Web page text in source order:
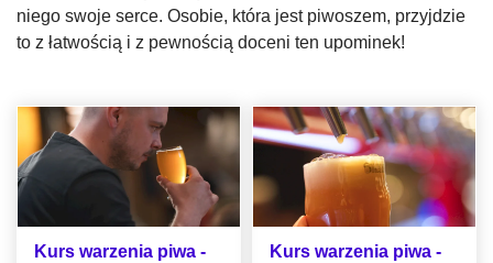
niego swoje serce. Osobie, która jest piwoszem, przyjdzie
to z łatwością i z pewnością doceni ten upominek!
Kurs warzenia piwa -
Kurs warzenia piwa -